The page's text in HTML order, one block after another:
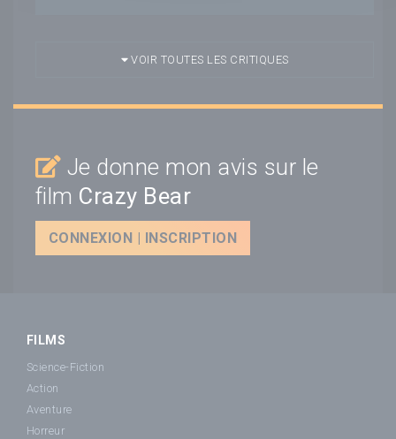
VOIR TOUTES LES CRITIQUES
Je donne mon avis sur le
film Crazy Bear
CONNEXION | INSCRIPTION
FILMS
Science-Fiction
Action
Aventure
Horreur